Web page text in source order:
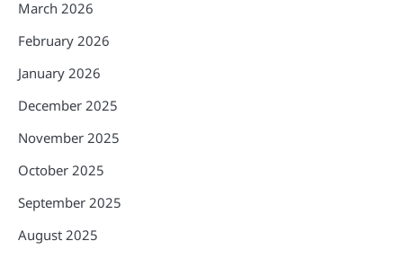
March 2026
February 2026
January 2026
December 2025
November 2025
October 2025
September 2025
August 2025